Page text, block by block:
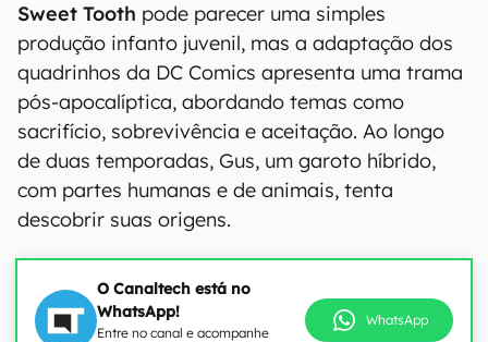
Sweet Tooth pode parecer uma simples
produção infanto juvenil, mas a adaptação dos
quadrinhos da DC Comics apresenta uma trama
pós-apocalíptica, abordando temas como
sacrifício, sobrevivência e aceitação. Ao longo
de duas temporadas, Gus, um garoto híbrido,
com partes humanas e de animais, tenta
descobrir suas origens.
O Canaltech está no
WhatsApp!
Entre no canal e acompanhe
WhatsApp